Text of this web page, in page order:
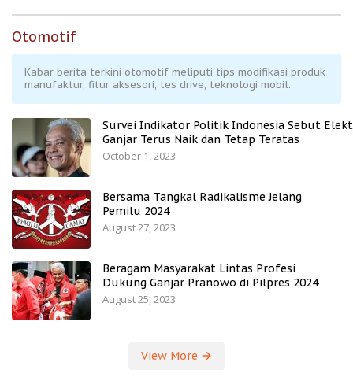
Otomotif
Kabar berita terkini otomotif meliputi tips modifikasi produk
manufaktur, fitur aksesori, tes drive, teknologi mobil.
Survei Indikator Politik Indonesia Sebut
Ganjar Terus Naik dan Tetap Teratas
October 1, 2023
Bersama Tangkal Radikalisme Jelang
Pemilu 2024
August 27, 2023
Beragam Masyarakat Lintas Profesi
Dukung Ganjar Pranowo di Pilpres 2024
August 25, 2023
View More